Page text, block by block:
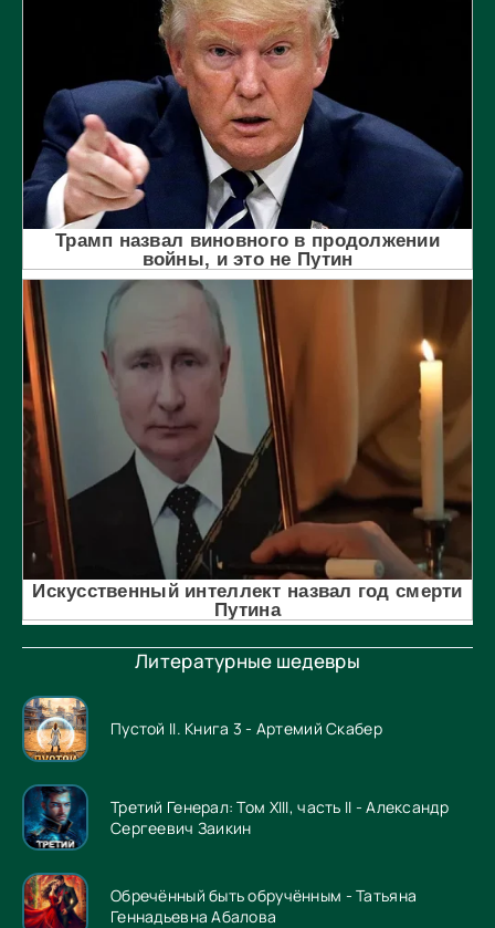
Литературные шедевры
Пустой II. Книга 3 - Артемий Скабер
Третий Генерал: Том XIII, часть II - Александр
Сергеевич Заикин
Обречённый быть обручённым - Татьяна
Геннадьевна Абалова